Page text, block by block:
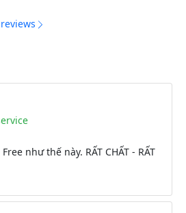
như thế này. RẤT CHẤT - RẤT